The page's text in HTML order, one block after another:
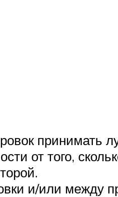
принимать
от того,
и/или